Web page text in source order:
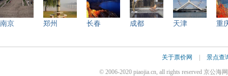
南京 郑州 长春 成都 天津 重
关于票价网 | 景点查
© 2006-2020 piaojia.cn, all rights reserved 京公海